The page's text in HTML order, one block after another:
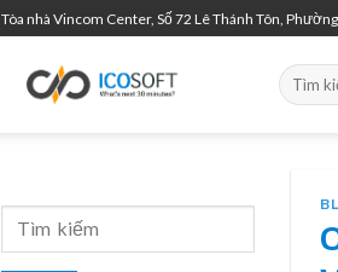
Tòa nhà Vincom Center, Số 72 Lê Thánh Tôn,
Search